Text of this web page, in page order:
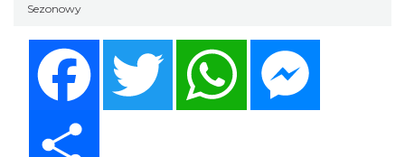
Sezonowy
Twitter WhatsApp